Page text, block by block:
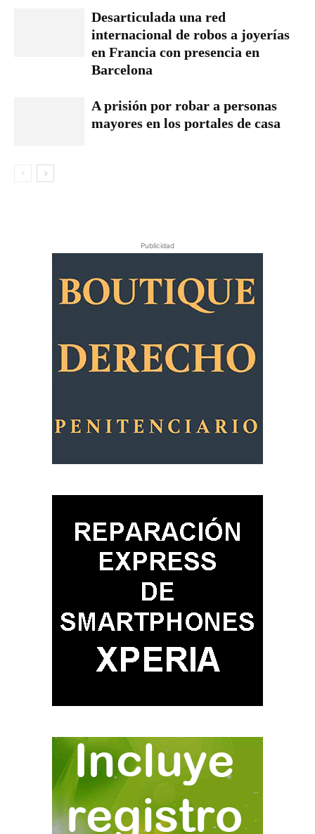
Desarticulada una red
internacional de robos a joyerías
en Francia con presencia en
Barcelona
A prisión por robar a personas
mayores en los portales de casa
Publicidad